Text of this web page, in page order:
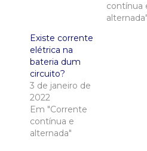
contínua
alternada"
Existe corrente
elétrica na
bateria dum
circuito?
3 de janeiro de
2022
Em "Corrente
contínua e
alternada"